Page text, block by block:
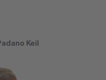
Keil